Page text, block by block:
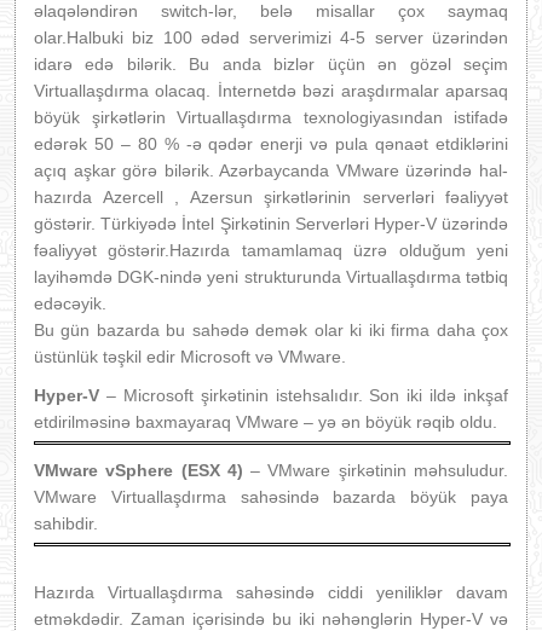
əlaqələndirən switch-lər, belə misallar çox saymaq
olar.Halbuki biz 100 ədəd serverimizi 4-5 server üzərindən
idarə edə bilərik. Bu anda bizlər üçün ən gözəl seçim
Virtuallaşdırma olacaq. İnternetdə bəzi araşdırmalar aparsaq
böyük şirkətlərin Virtuallaşdırma texnologiyasından istifadə
edərək 50 – 80 % -ə qədər enerji və pula qənaət etdiklərini
açıq aşkar görə bilərik. Azərbaycanda VMware üzərində hal-
hazırda Azercell , Azersun şirkətlərinin serverləri fəaliyyət
göstərir. Türkiyədə İntel Şirkətinin Serverləri Hyper-V üzərində
fəaliyyət göstərir.Hazırda tamamlamaq üzrə olduğum yeni
layihəmdə DGK-nində yeni strukturunda Virtuallaşdırma tətbiq
edəcəyik.
Bu gün bazarda bu sahədə demək olar ki iki firma daha çox
üstünlük təşkil edir Microsoft və VMware.
Hyper-V – Microsoft şirkətinin istehsalıdır. Son iki ildə inkşaf
etdirilməsinə baxmayaraq VMware – yə ən böyük rəqib oldu.
VMware vSphere (ESX 4) – VMware şirkətinin məhsuludur.
VMware Virtuallaşdırma sahəsində bazarda böyük paya
sahibdir.
Hazırda Virtuallaşdırma sahəsində ciddi yeniliklər davam
etməkdədir. Zaman içərisində bu iki nəhənglərin Hyper-V və